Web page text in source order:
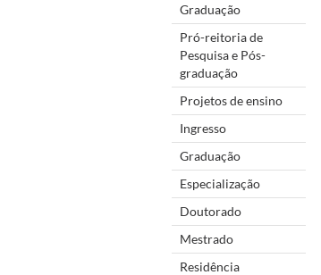
Graduação
Pró-reitoria de
Pesquisa e Pós-
graduação
Projetos de ensino
Ingresso
Graduação
Especialização
Doutorado
Mestrado
Residência